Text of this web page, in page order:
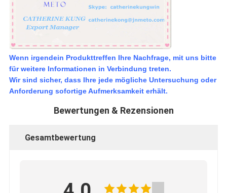
Wenn irgendein Produkttreffen Ihre Nachfrage, mit uns bitte
für weitere Informationen in Verbindung treten.
Wir sind sicher, dass Ihre jede mögliche Untersuchung oder
Anforderung sofortige Aufmerksamkeit erhält.
Bewertungen & Rezensionen
Gesamtbewertung